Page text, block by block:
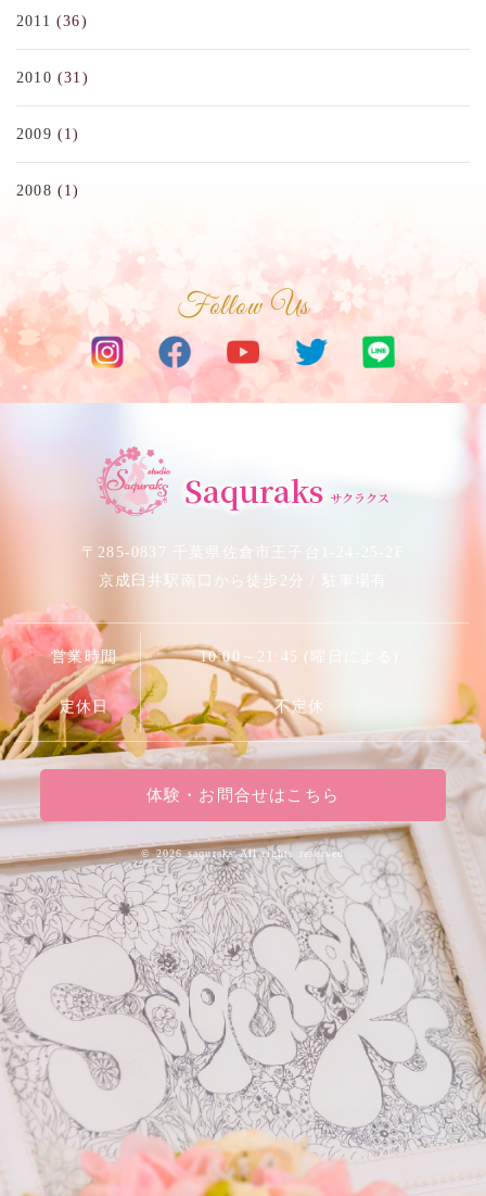
2011 (36)
2010 (31)
2009 (1)
2008 (1)
Follow Us
Saquraks サクラクス
〒285-0837 千葉県佐倉市王子台1-24-25-2F
京成臼井駅南口から徒歩2分 / 駐車場有
営業時間 10:00～21:45 (曜日による)
定休日 不定休
体験・お問合せはこちら
©2026 saquraks.All rights reserved